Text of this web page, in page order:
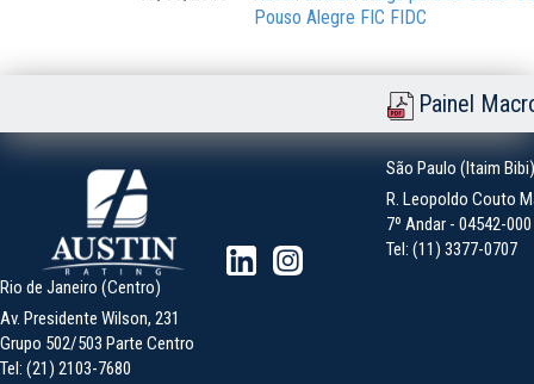
Pouso Alegre FIC FIDC
Painel
São Paulo (Itaim Bibi)
R. Leopoldo Couto
7º Andar - 04542-
Tel: (11) 3377-0707
Rio de Janeiro (Centro)
Av. Presidente Wilson, 231
Grupo 502/503 Parte Centro
Tel: (21) 2103-7680